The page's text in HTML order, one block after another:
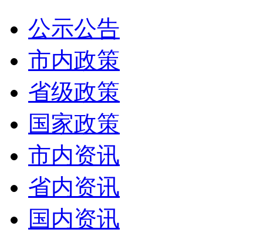
公示公告
市内政策
省级政策
国家政策
市内资讯
省内资讯
国内资讯